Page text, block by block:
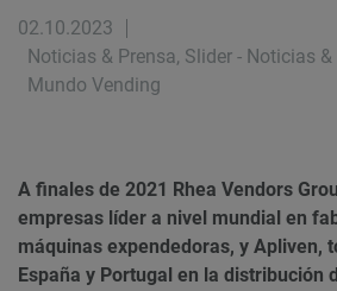
02.10.2023
Noticias & Prensa, Slider - Noticias &
Mundo Vending
A finales de 2021 Rhea Vendors
empresas líder a nivel mundial en
máquinas expendedoras, y Apliven,
España y Portugal en la distribución